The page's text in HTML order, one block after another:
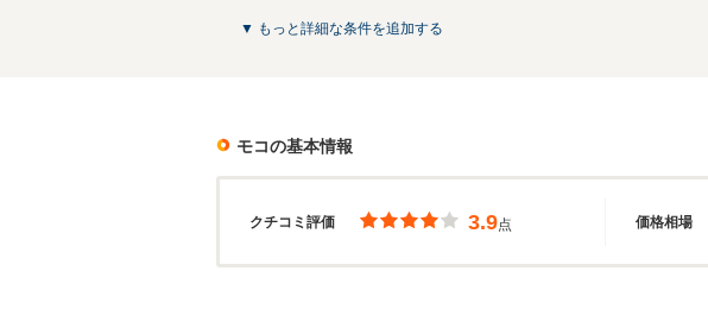
▼ もっと詳細な条件を追加する
モコの基本情報
クチコミ評価 価格相場
3.9点